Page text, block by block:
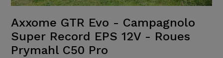
Axxome GTR Evo - Campagnolo
Super Record EPS 12V - Roues
Prymahl C50 Pro